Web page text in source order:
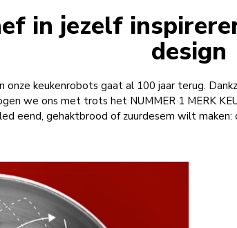
in jezelf
design
onze keukenrobots gaat al 100 jaar terug.
we ons met trots het NUMMER 1 MERK
eend, gehaktbrood of zuurdesem wilt